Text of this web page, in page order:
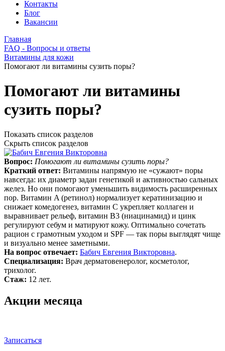
Контакты
Блог
Вакансии
Главная
FAQ - Вопросы и ответы
Витамины для кожи
Помогают ли витамины сузить поры?
Помогают ли витамины
сузить поры?
Показать список разделов
Скрыть список разделов
Вопрос: Помогают ли витамины сузить поры?
Краткий ответ: Витамины напрямую не «сужают» поры
навсегда: их диаметр задан генетикой и активностью сальных
желез. Но они помогают уменьшить видимость расширенных
пор. Витамин A (ретинол) нормализует кератинизацию и
снижает комедогенез, витамин C укрепляет коллаген и
выравнивает рельеф, витамин B3 (ниацинамид) и цинк
регулируют себум и матируют кожу. Оптимально сочетать
рацион с грамотным уходом и SPF — так поры выглядят чище
и визуально менее заметными.
На вопрос отвечает: Бабич Евгения Викторовна.
Специализация: Врач дерматовенеролог, косметолог,
трихолог.
Стаж: 12 лет.
Акции месяца
Записаться